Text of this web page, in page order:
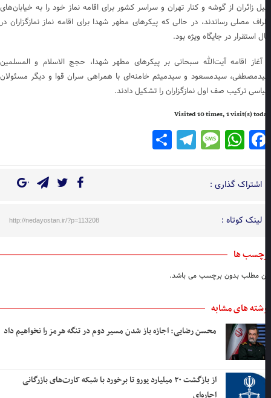
زائران از گوشه و کنار تهران و سراسر کشور برای اقامه نماز خود را به خیابان‌های
مصلی رساندند، در حالی که پیکرهای مطهر شهدا برای اقامه نماز نمازگزاران در
استقرار در جایگاه ویژه بود.
آغاز اقامه آیت‌الله سبحانی بر پیکرهای مطهر شهدا، حجج الاسلام و المسلمین
سیدمسعود و سیدمیثم خامنه‌ای با همراهی سران قوا و دیگر مسئولان
ترکیب صف اول نمازگزاران را تشکیل دادند.
Visited 10 times, 1 visit(s)
Facebook
WhatsApp
Message
Telegram
Share
اشتراک گذاری :
لینک کوتاه : http://nedayostan.ir/?p=113208
ها
مطلب بدون برچسب می باشد.
های مشابه
محسن رضایی: اجازه باز شدن مسیر دوم در تنگه هرمز را نخواهیم داد
از بازگشت ۲۰ میلیارد یورو تا برخورد با شبکه کارت‌های بازرگانی